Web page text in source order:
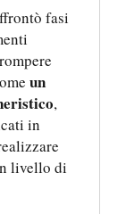
fasi
un
,
in
livello di